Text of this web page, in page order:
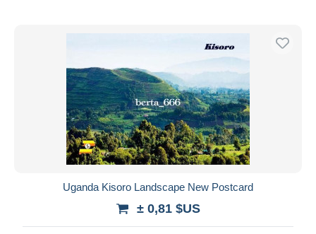
Uganda Kisoro Landscape New Postcard
± 0,81 $US